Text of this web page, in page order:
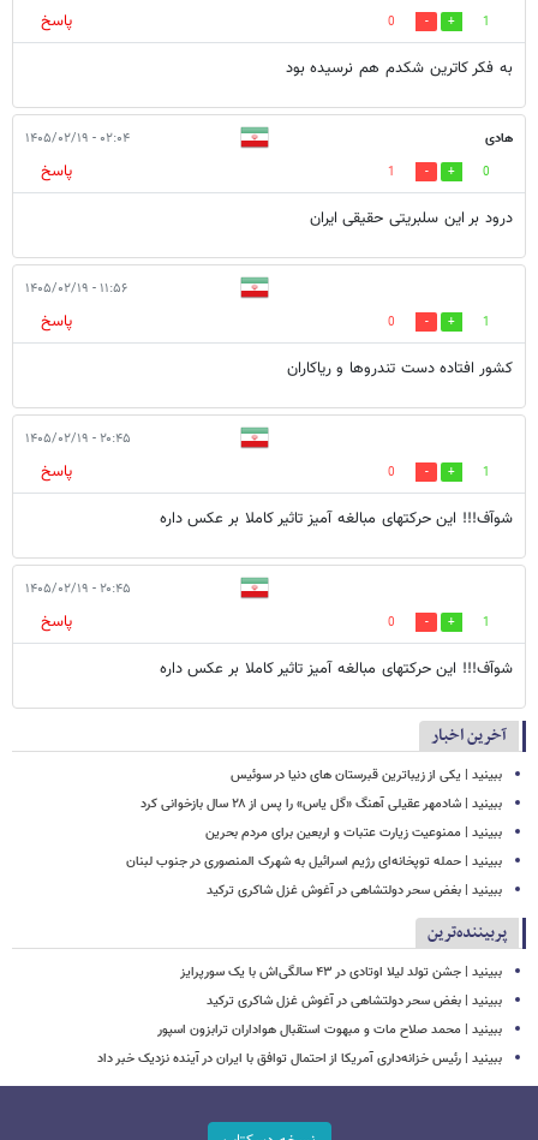
1
0
پاسخ
به فکر کاترین شکدم‌ هم نرسیده بود
هادی ۰۲:۰۴ - ۱۴۰۵/۰۲/۱۹
0
1
پاسخ
درود بر این سلبریتی حقیقی ایران
۱۱:۵۶ - ۱۴۰۵/۰۲/۱۹
1
0
پاسخ
کشور افتاده دست تندروها و ریاکاران
۲۰:۴۵ - ۱۴۰۵/۰۲/۱۹
1
0
پاسخ
شوآف!!! این حرکتهای مبالغه آمیز تاثیر کاملا بر عکس داره
۲۰:۴۵ - ۱۴۰۵/۰۲/۱۹
1
0
پاسخ
شوآف!!! این حرکتهای مبالغه آمیز تاثیر کاملا بر عکس داره
آخرین اخبار
ببینید | یکی از زیباترین قبرستان های دنیا در سوئیس
ببینید | شادمهر عقیلی آهنگ «گل یاس» را پس از ۲۸ سال بازخوانی کرد
ببینید | ممنوعیت زیارت عتبات و اربعین برای مردم بحرین
ببینید | حمله توپخانه‌ای رژیم اسرائیل به شهرک المنصوری در جنوب لبنان
ببینید | بغض سحر دولتشاهی در آغوش غزل شاکری ترکید
پربیننده‌ترین
ببینید | جشن تولد لیلا اوتادی در ۴۳ سالگی‌اش با یک سورپرایز
ببینید | بغض سحر دولتشاهی در آغوش غزل شاکری ترکید
ببینید | محمد صلاح مات و مبهوت استقبال هواداران ترابزون اسپور
ببینید | رئیس خزانه‌داری آمریکا از احتمال توافق با ایران در آینده نزدیک خبر داد